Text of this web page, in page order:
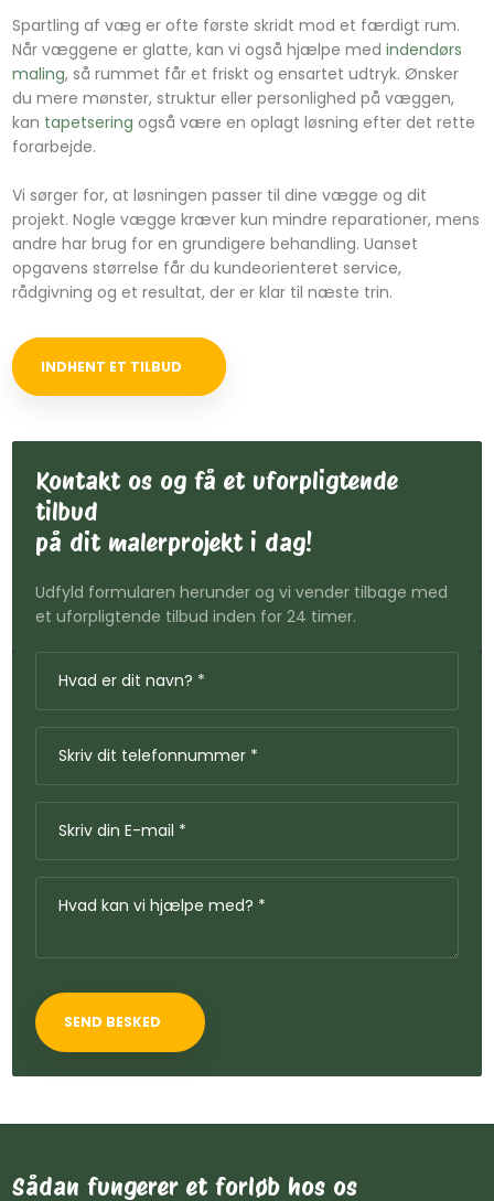
Spartling af væg er ofte første skridt mod et færdigt rum.
Når væggene er glatte, kan vi også hjælpe med indendørs
maling, så rummet får et friskt og ensartet udtryk. Ønsker
du mere mønster, struktur eller personlighed på væggen,
kan tapetsering også være en oplagt løsning efter det rette
forarbejde.
Vi sørger for, at løsningen passer til dine vægge og dit
projekt. Nogle vægge kræver kun mindre reparationer, mens
andre har brug for en grundigere behandling. Uanset
opgavens størrelse får du kundeorienteret service,
rådgivning og et resultat, der er klar til næste trin.​
INDHENT ET TILBUD
Kontakt os og få et uforpligtende
tilbud
​på dit malerprojekt i dag!
Udfyld formularen herunder og vi vender tilbage med
et uforpligtende tilbud inden for 24 timer.
Sådan fungerer et forløb hos os